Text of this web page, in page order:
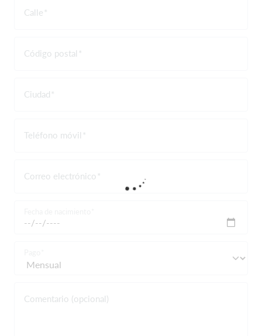
Calle
Código postal
Ciudad
Teléfono móvil
Correo electrónico
Comentario (opcional)